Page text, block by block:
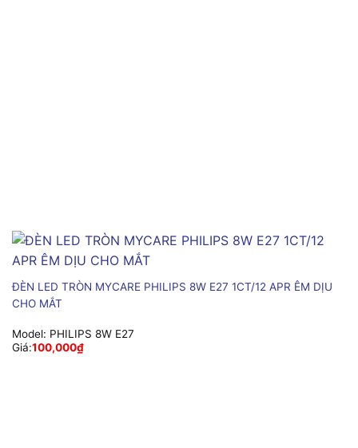
ĐÈN LED TRÒN MYCARE PHILIPS 8W E27 1CT/12 APR ÊM DỊU
CHO MẮT
Model: PHILIPS 8W E27
Giá:100,000₫